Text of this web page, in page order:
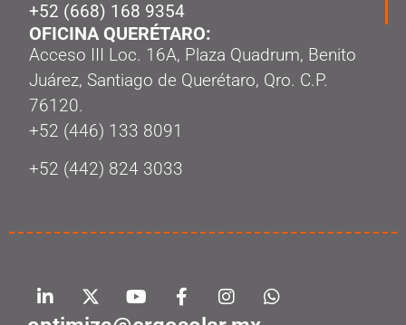
+52 (668) 168 9354
OFICINA QUERÉTARO:
Acceso III Loc. 16A, Plaza Quadrum, Benito
Juárez, Santiago de Querétaro, Qro. C.P.
76120.
‭+52 (446) 133 8091‬
+52 (442) 824 3033